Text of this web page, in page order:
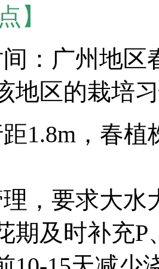
】
：广州地区
地区的栽培
1.8m，春植
，要求大
期及时补充